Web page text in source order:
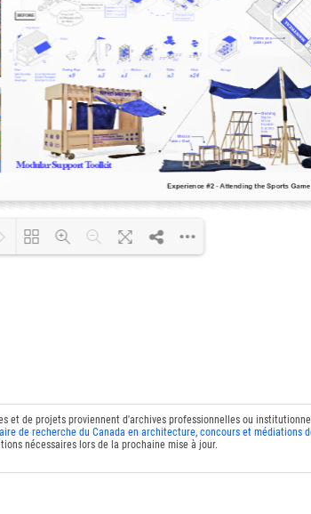
et de projets proviennent d'archives professionnelles ou
de recherche du Canada en architecture, concours et médiations
nécessaires lors de la prochaine mise à jour.